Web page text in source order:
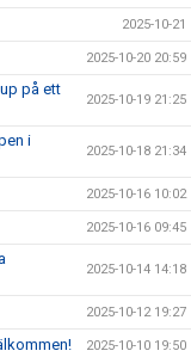
2025-10-21
2025-10-20 20:59
på ett
2025-10-19 21:25
i
2025-10-18 21:34
2025-10-16 10:02
2025-10-16 09:45
2025-10-14 14:18
2025-10-12 19:27
2025-10-10 19:50